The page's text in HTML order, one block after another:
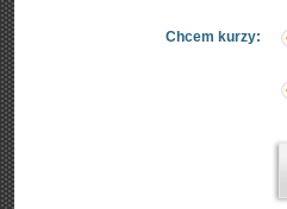
Chcem kurzy: